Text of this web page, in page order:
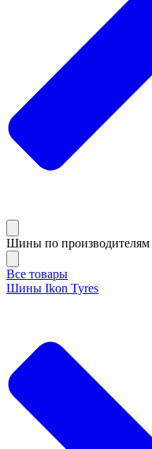
Шины по производителям
Все товары
Шины Ikon Tyres